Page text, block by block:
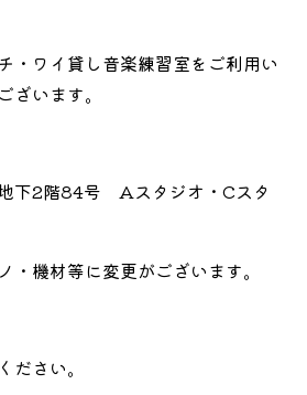
・ワイ貸し音楽練習室をご利用い
ざいます。
下2階84号 Aスタジオ・Cスタ
・機材等に変更がございます。
ださい。